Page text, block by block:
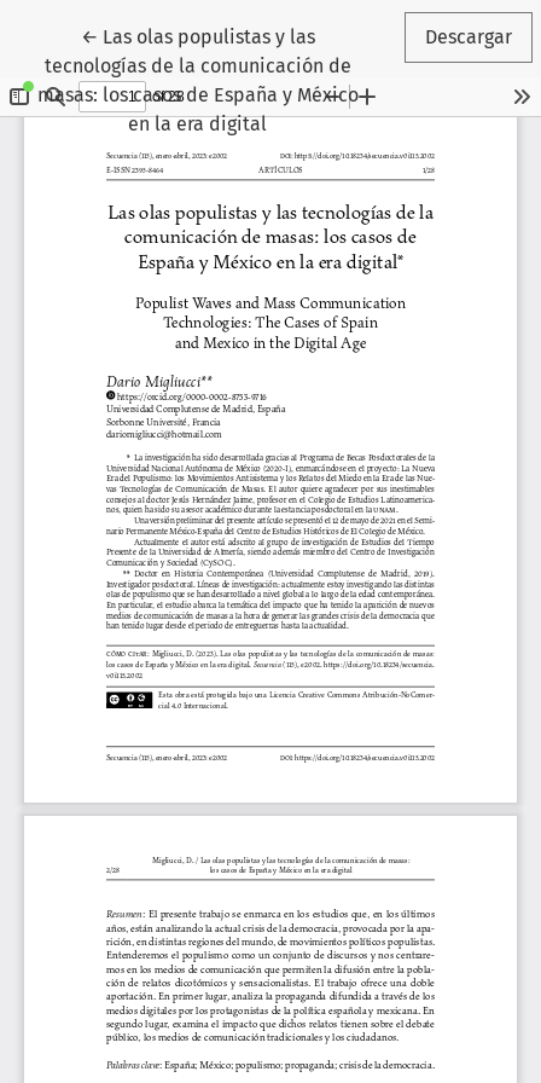
← Volver a los detalles del artículo
Las olas populistas y las
tecnologías de la comunicación de
masas: los casos de España y México
en la era digital
Descargar